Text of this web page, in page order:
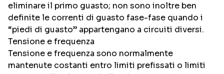
eliminare il primo guasto; non sono inoltre ben
definite le correnti di guasto fase-fase quando i
“piedi di guasto” appartengano a circuiti diversi.
Tensione e frequenza
Tensione e frequenza sono normalmente
mantenute costanti entro limiti prefissati o limiti